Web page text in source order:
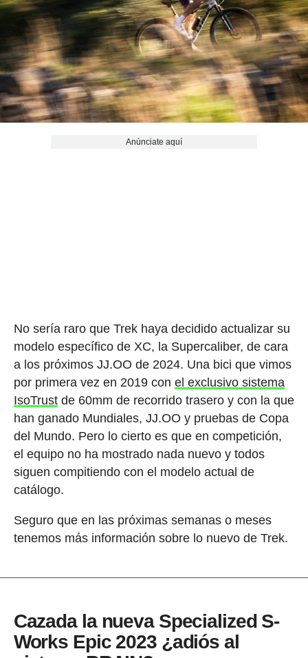
Anúnciate aquí
No sería raro que Trek haya decidido actualizar su
modelo específico de XC, la Supercaliber, de cara
a los próximos JJ.OO de 2024. Una bici que vimos
por primera vez en 2019 con el exclusivo sistema
IsoTrustde 60mm de recorrido trasero y con la que
han ganado Mundiales, JJ.OO y pruebas de Copa
del Mundo. Pero lo cierto es que en competición,
el equipo no ha mostrado nada nuevo y todos
siguen compitiendo con el modelo actual de
catálogo.
Seguro que en las próximas semanas o meses
tenemos más información sobre lo nuevo de Trek.
Cazada la nueva Specialized S-
Works Epic 2023 ¿adiós al